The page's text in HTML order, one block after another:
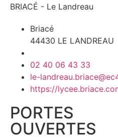
BRIACÉ - Le Landreau
Briacé
44430 LE LANDREAU
02 40 06 43 33
le-
https://
PORTES
OUVERTES